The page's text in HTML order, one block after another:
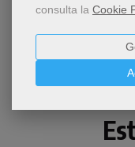
consulta la Cookie